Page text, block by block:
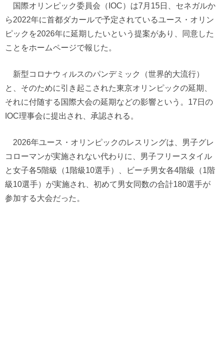
国際オリンピック委員会（IOC）は7月15日、セネガルか
ら2022年に首都ダカールで予定されているユース・オリン
ピックを2026年に延期したいという提案があり、同意した
ことをホームページで報じた。
新型コロナウィルスのパンデミック（世界的大流行）
と、そのために引き起こされた東京オリンピックの延期、
それに付随する国際大会の延期などの影響という。17日の
IOC理事会に提出され、承認される。
2026年ユース・オリンピックのレスリングは、男子グレ
コローマンが実施されない代わりに、男子フリースタイル
と女子各5階級（1階級10選手）、ビーチ男女各4階級（1階
級10選手）が実施され、初めて男女同数の合計180選手が
参加する大会だった。